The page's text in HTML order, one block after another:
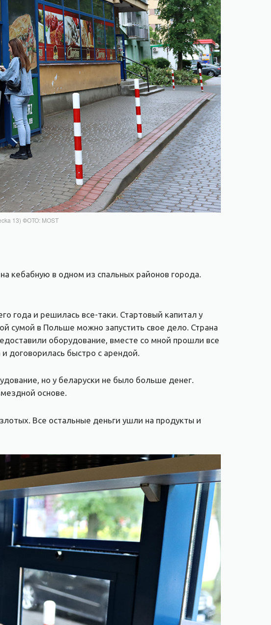
13) ФОТО: MOST
кебабную в одном из спальных районов города.
года и решилась все-таки. Стартовый капитал у
сумой в Польше можно запустить свое дело. Страна
оборудование, вместе со мной прошли все
договорилась быстро с арендой.
но у беларуски не было больше денег.
основе.
Все остальные деньги ушли на продукты и